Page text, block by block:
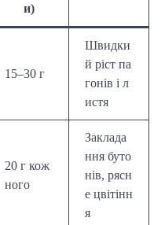
и)
15–30 г
Швидки
й ріст па
гонів і л
истя
20 г кож
ного
Заклада
ння буто
нів, рясн
е цвітінн
я